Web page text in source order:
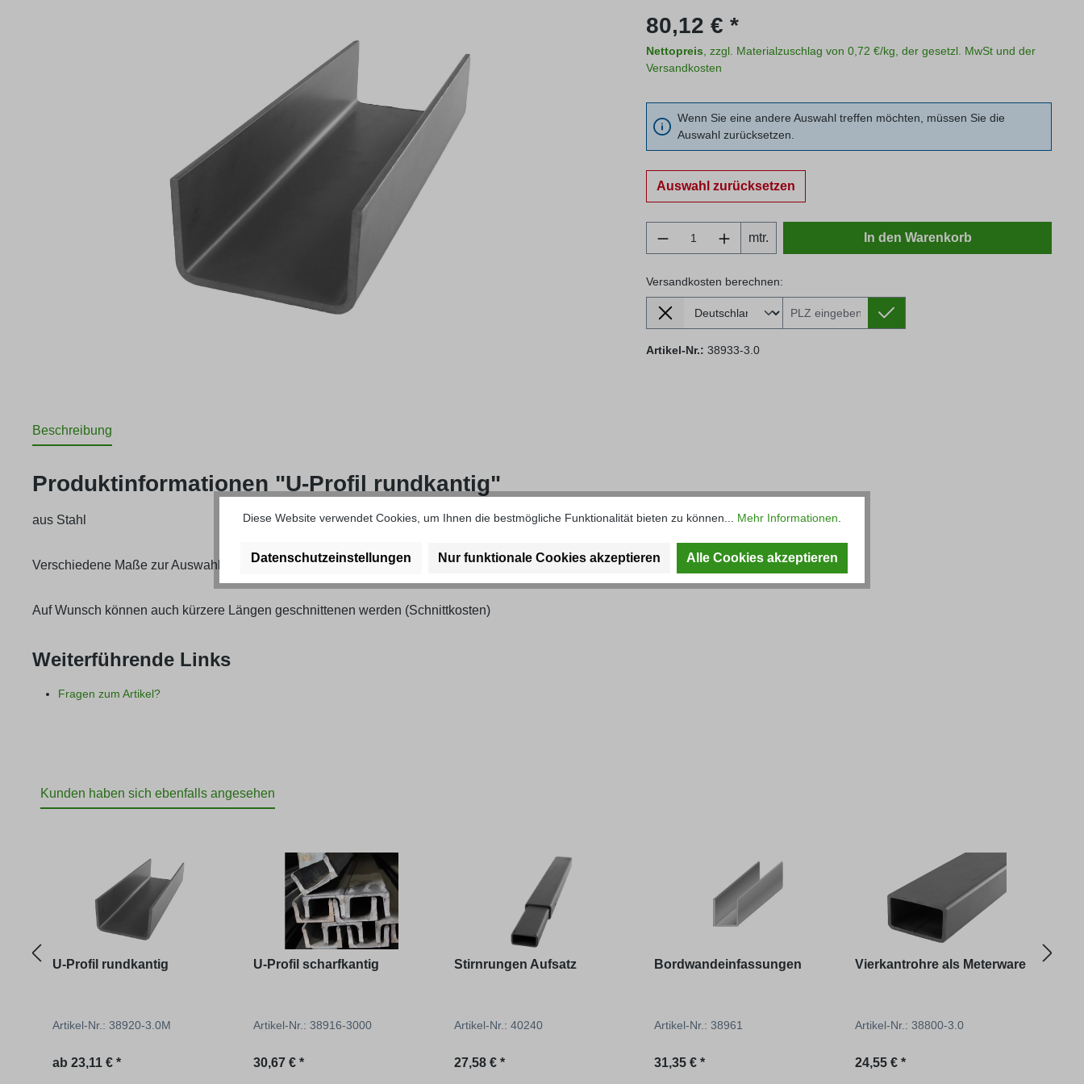
Regulärer Preis:
80,12 € *
Nettopreis , zzgl. Materialzuschlag von 0,72 €/kg, der gesetzl. MwSt und der
Versandkosten
Wenn Sie eine andere Auswahl treffen möchten, müssen Sie die
Auswahl zurücksetzen.
Auswahl zurücksetzen
Produkt Anzahl: Gib den gewünschten Wert ein
mtr. In den Warenkorb
Versandkosten berechnen:
Lieferland
Versandkosten berechnen:
Artikel-Nr.: 38933-3.0
Beschreibung
Produktinformationen "U-Profil rundkantig"
aus Stahl
Verschiedene Maße zur Auswahl!
Auf Wunsch können auch kürzere Längen geschnittenen werden (Schnittkosten)
Weiterführende Links
Fragen zum Artikel?
Kunden haben sich ebenfalls angesehen
U-Profil rundkantig
Artikel-Nr.: 38920-3.0M
Regulärer Preis:
ab 23,11 € *
U-Profil scharfkantig
Artikel-Nr.: 38916-3000
Regulärer Preis:
30,67 € *
Stirnrungen Aufsatz
Artikel-Nr.: 40240
Regulärer Preis:
27,58 € *
Bordwandeinfassungen
Artikel-Nr.: 38961
Regulärer Preis:
31,35 € *
Vierkantrohre als Meterware
Artikel-Nr.: 38800-3.0
Regulärer Preis:
24,55 € *
Diese Website verwendet Cookies, um Ihnen die bestmögliche Funktionalität bieten zu können... Mehr Informationen
Datenschutzeinstellungen Nur funktionale Cookies akzeptieren Alle Cookies akzeptieren